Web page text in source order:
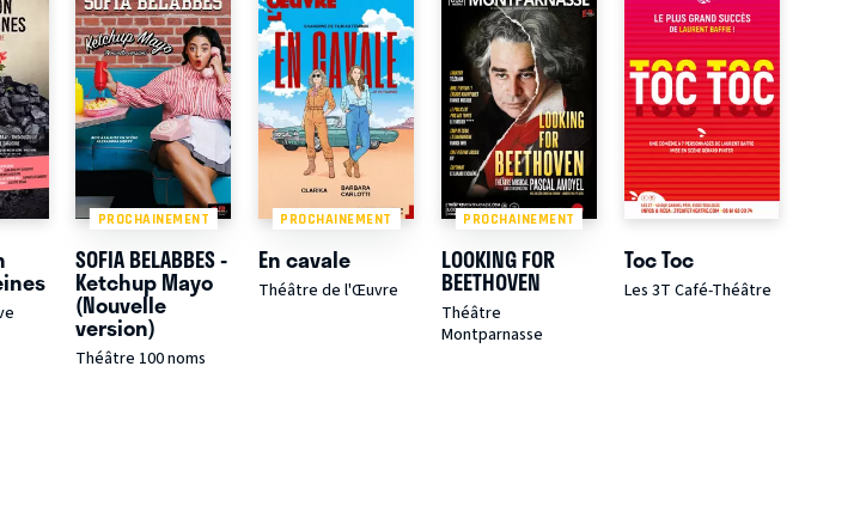
PROCHAINEMENT
SOFIA BELABBES -
Ketchup Mayo
(Nouvelle
version)
Théâtre 100 noms
PROCHAINEMENT
En cavale
Théâtre de l'Œuvre
PROCHAINEMENT
LOOKING FOR
BEETHOVEN
Théâtre
Montparnasse
Toc Toc
Les 3T Café-Théâtre